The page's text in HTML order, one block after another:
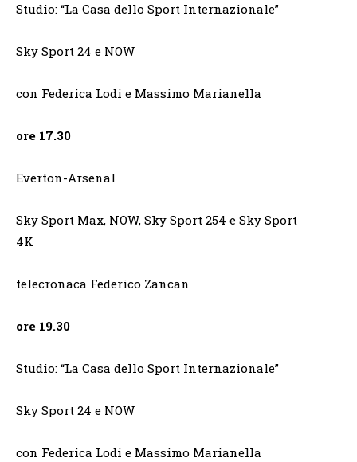
Studio: “La Casa dello Sport Internazionale”
Sky Sport 24 e NOW
con Federica Lodi e Massimo Marianella
ore 17.30
Everton-Arsenal
Sky Sport Max, NOW, Sky Sport 254 e Sky Sport
4K
telecronaca Federico Zancan
ore 19.30
Studio: “La Casa dello Sport Internazionale”
Sky Sport 24 e NOW
con Federica Lodi e Massimo Marianella